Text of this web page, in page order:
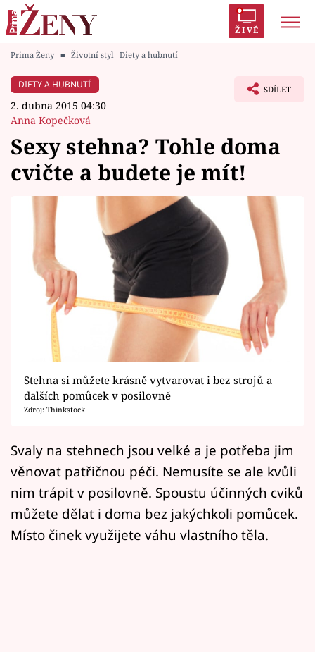
ŽIVĚ
Módní alarm
Zrádci
Témata
Celebrity
Vztahy
Seriály
Horoskopy
Sledujte prima+
Filmový festival Karlovy Vary
Mámy sobě
Přihlášení
Prima Ženy ■ Životní styl Diety a hubnutí
DIETY A HUBNUTÍ
2. dubna 2015 04:30
Anna Kopečková
SDÍLET
Sexy stehna? Tohle doma
cvičte a budete je mít!
Stehna si můžete krásně vytvarovat i bez strojů a
dalších pomůcek v posilovně
Zdroj: Thinkstock
Svaly na stehnech jsou velké a je potřeba jim
věnovat patřičnou péči. Nemusíte se ale kvůli
nim trápit v posilovně. Spoustu účinných cviků
můžete dělat i doma bez jakýchkoli pomůcek.
Místo činek využijete váhu vlastního těla.